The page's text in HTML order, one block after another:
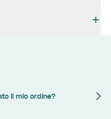
il mio ordine?